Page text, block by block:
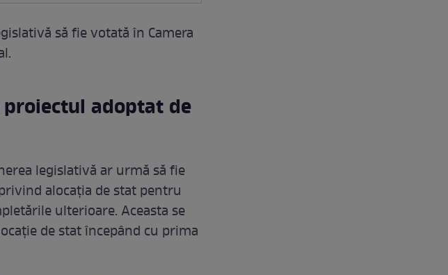
să fie votată în Camera
adoptat de
legislativă ar urmă să fie
alocația de stat pentru
ulterioare. Aceasta se
de stat începând cu prima